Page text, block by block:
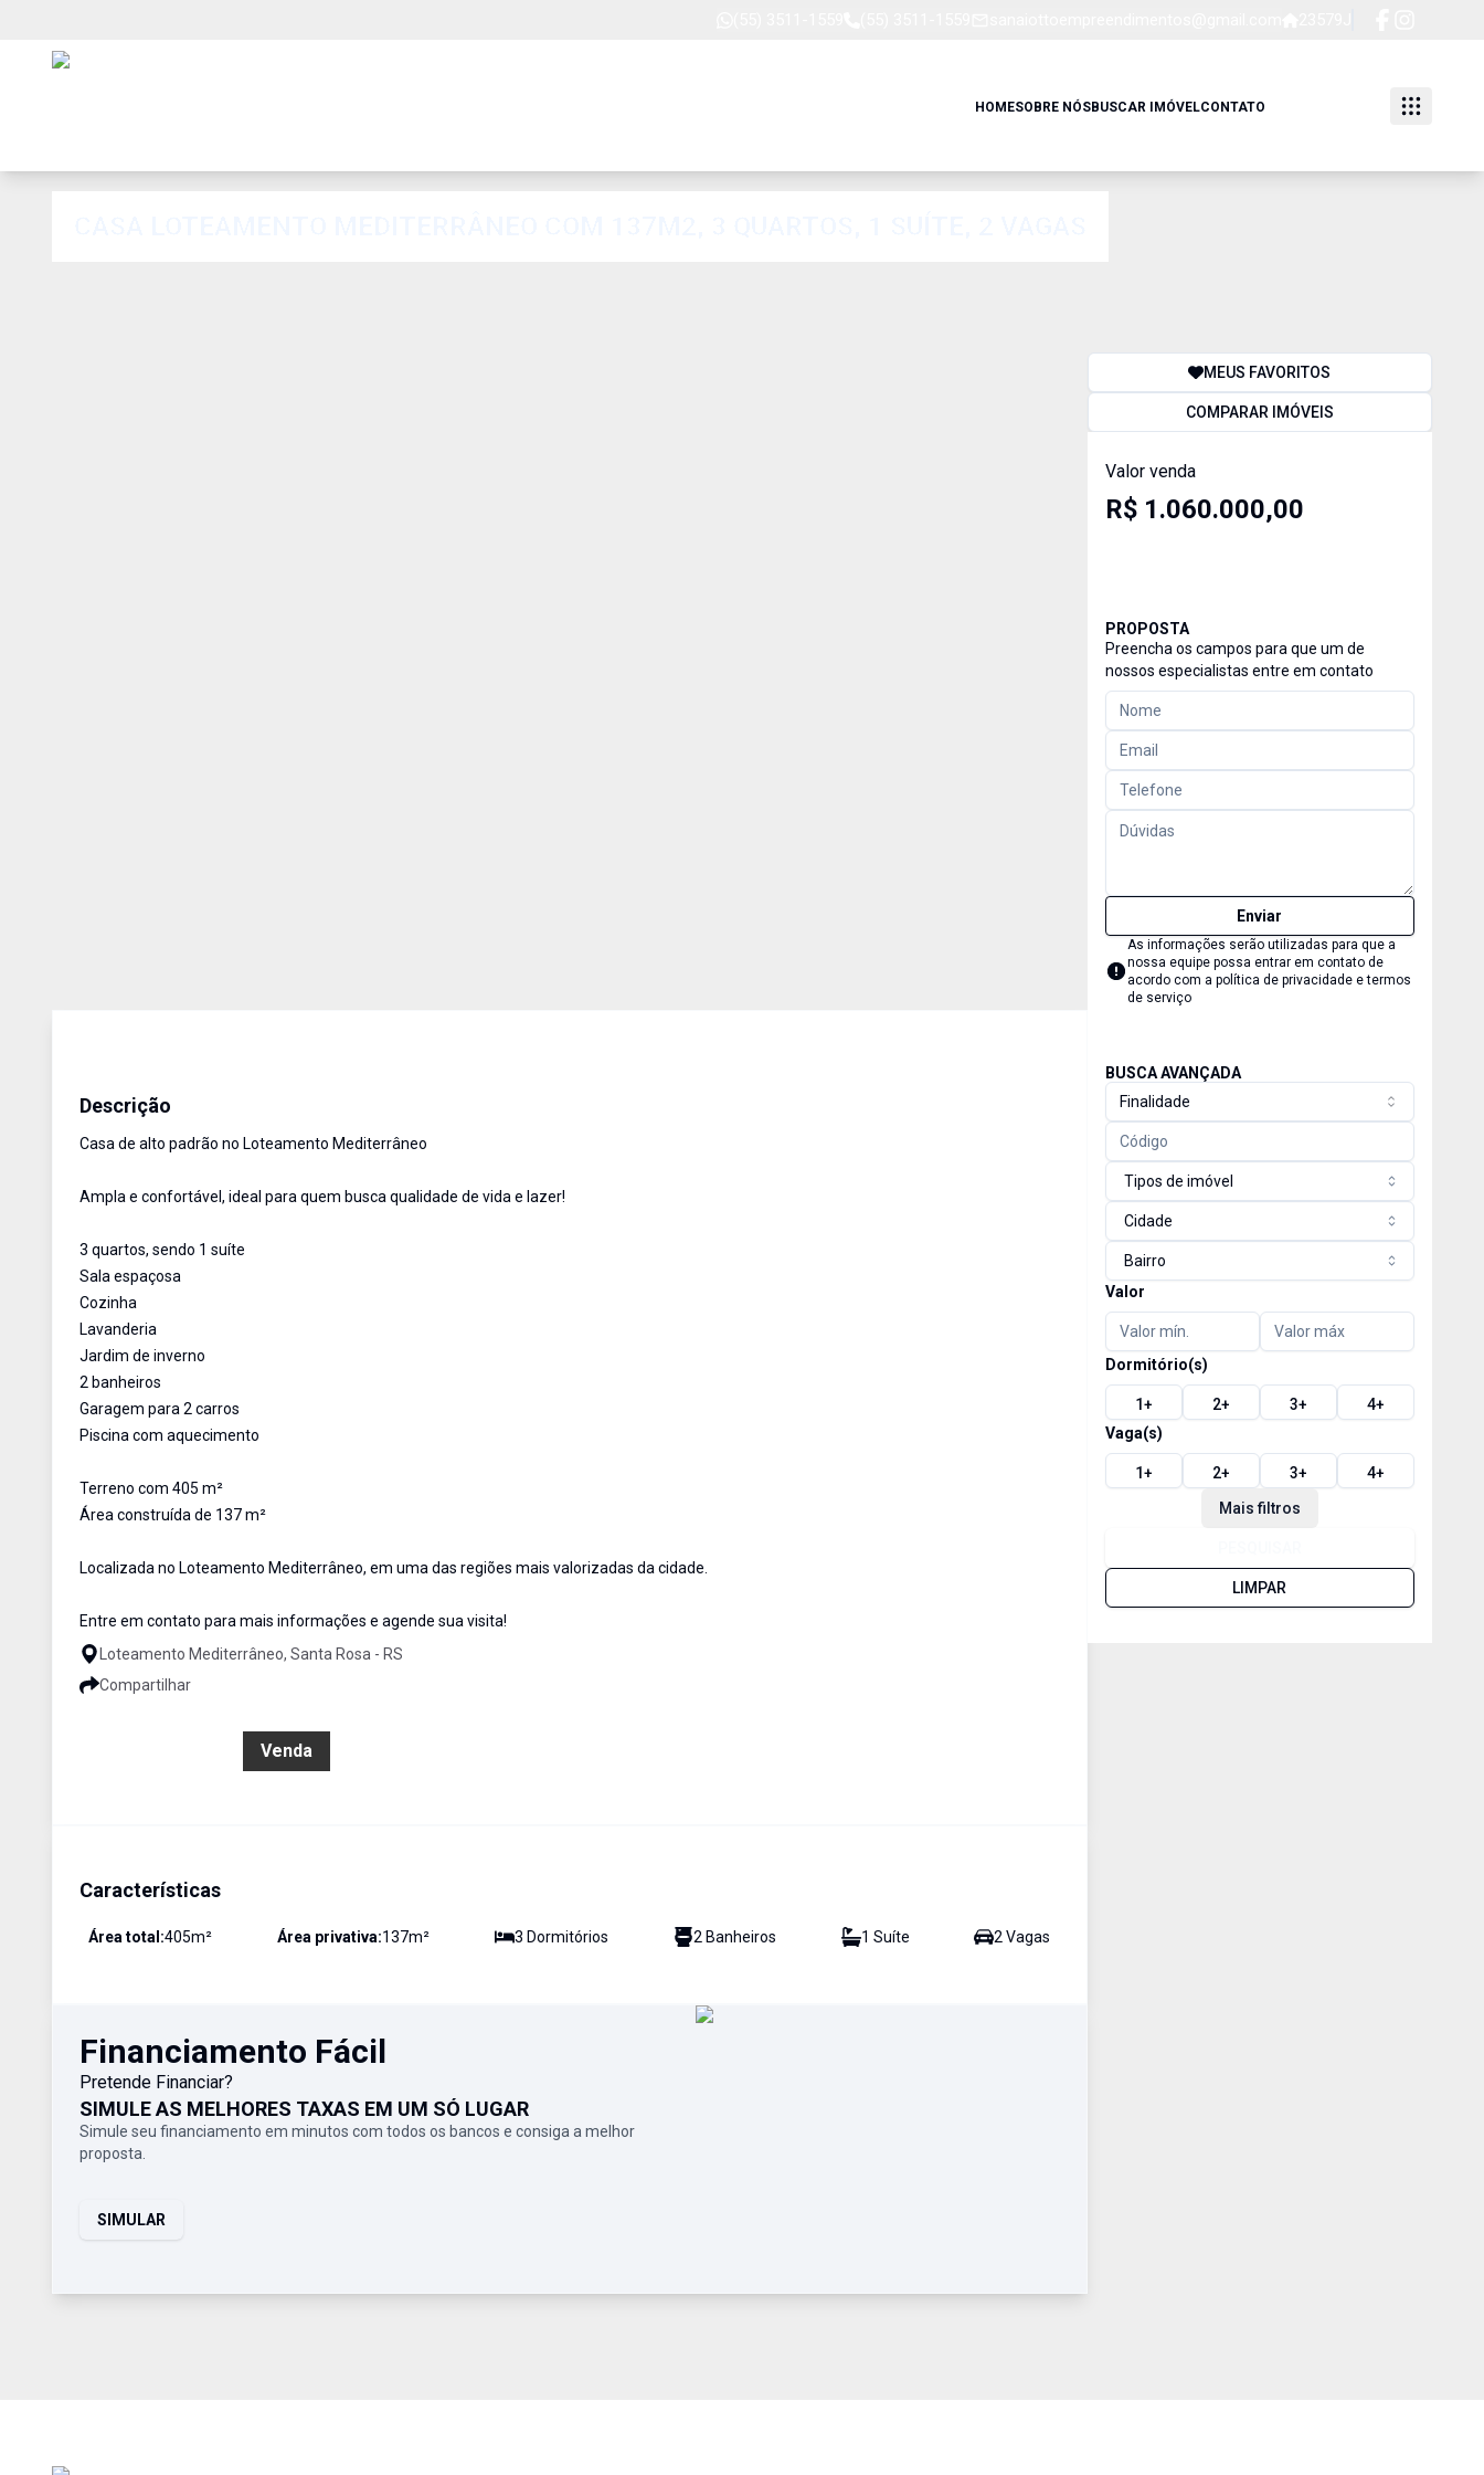
HOMESOBRE NÓSBUSCAR IMÓVELCONTATO
Descrição
Casa de alto padrão no Loteamento Mediterrâneo
Ampla e confortável, ideal para quem busca qualidade de vida e lazer!
3 quartos, sendo 1 suíte
Sala espaçosa
Cozinha
Lavanderia
Jardim de inverno
2 banheiros
Garagem para 2 carros
Piscina com aquecimento
Terreno com 405 m²
Área construída de 137 m²
Localizada no Loteamento Mediterrâneo, em uma das regiões mais valorizadas da cidade.
Entre em contato para mais informações e agende sua visita!
Loteamento Mediterrâneo, Santa Rosa - RS
Compartilhar
Venda
Características
Área total:405m² Área privativa:137m² 3 Dormitórios 2 Banheiros 1 Suíte 2 Vagas
Financiamento Fácil
Pretende Financiar?
SIMULE AS MELHORES TAXAS EM UM SÓ LUGAR
Simule seu financiamento em minutos com todos os bancos e consiga a melhor
proposta.
SIMULAR
MEUS FAVORITOS
COMPARAR IMÓVEIS
Valor venda
R$ 1.060.000,00
PROPOSTA
Preencha os campos para que um de
nossos especialistas entre em contato
Enviar
As informações serão utilizadas para que a
nossa equipe possa entrar em contato de
acordo com a política de privacidade e termos
de serviço
BUSCA AVANÇADA
Finalidade
Tipos de imóvel
Cidade
Bairro
Valor
Dormitório(s)
1+ 2+ 3+ 4+
Vaga(s)
1+ 2+ 3+ 4+
Mais filtros
LIMPAR